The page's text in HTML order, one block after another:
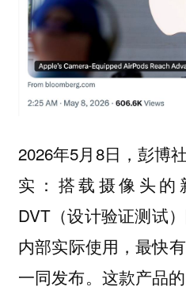
2026年5月8日，彭博
实：搭载摄像头的
DVT（设计验证测试
内部实际使用，最快
一同发布。这款产品